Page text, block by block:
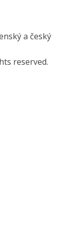
a český
reserved.